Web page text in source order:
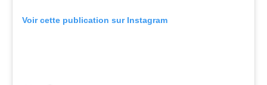
Voir cette publication sur Instagram